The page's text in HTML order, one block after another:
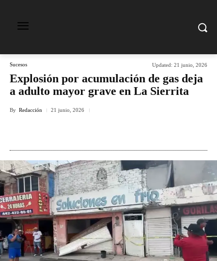
Sucesos Updated: 21 junio, 2026
Explosión por acumulación de gas deja
a adulto mayor grave en La Sierrita
By Redacción 21 junio, 2026